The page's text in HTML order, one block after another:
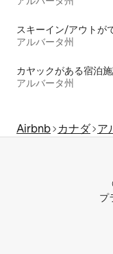
アルバータ州
カヤックがある宿泊
アルバータ州
Airbnb カナダ ア
プ